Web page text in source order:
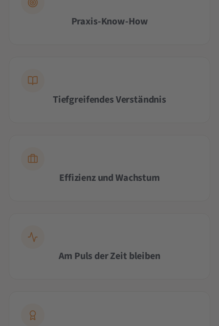
Praxis-Know-How
Tiefgreifendes Verständnis
Effizienz und Wachstum
Am Puls der Zeit bleiben